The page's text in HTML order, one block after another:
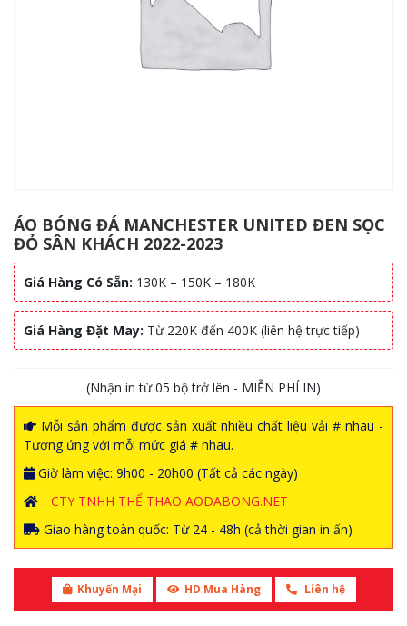
ÁO BÓNG ĐÁ MANCHESTER UNITED ĐEN SỌC
ĐỎ SÂN KHÁCH 2022-2023
Giá Hàng Có Sẵn: 130K – 150K – 180K
Giá Hàng Đặt May: Từ 220K đến 400K (liên hệ trực tiếp)
(Nhận in từ 05 bộ trở lên - MIỄN PHÍ IN)
Mỗi sản phẩm được sản xuất nhiều chất liệu vải # nhau -
Tương ứng với mỗi mức giá # nhau.
Giờ làm việc: 9h00 - 20h00 (Tất cả các ngày)
CTY TNHH THỂ THAO AODABONG.NET
Giao hàng toàn quốc: Từ 24 - 48h (cả thời gian in ấn)
Khuyến Mại HD Mua Hàng Liên hệ